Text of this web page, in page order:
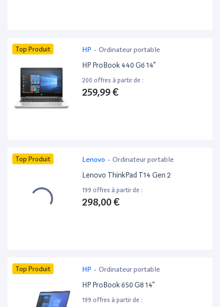
Top Produit HP - Ordinateur portable
HP ProBook 440 G6 14”
200 offres à partir de :
259,99 €
Top Produit Lenovo - Ordinateur portable
Lenovo ThinkPad T14 Gen 2
199 offres à partir de :
298,00 €
Top Produit HP - Ordinateur portable
HP ProBook 650 G8 14”
199 offres à partir de :